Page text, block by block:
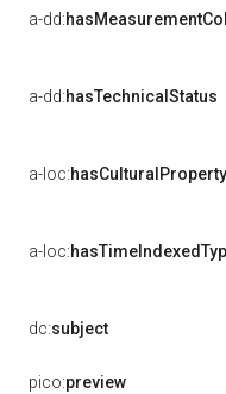
a-dd:
a-dd:hasTechnicalStatus
a-loc:
a-loc:
dc:subject
pico:preview